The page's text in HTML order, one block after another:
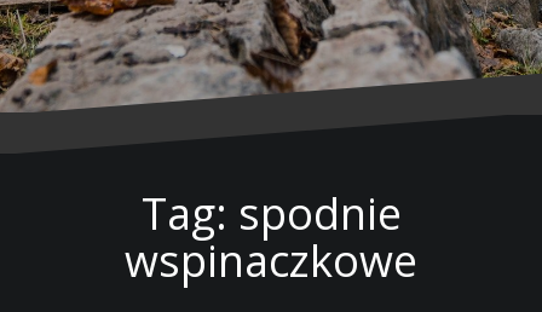
Tag: spodnie
wspinaczkowe